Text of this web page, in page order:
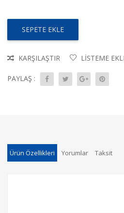
SEPETE EKLE
KARŞILAŞTIR LISTEME
PAYLAŞ :
Ürün Özellikleri Yorumlar Taksit